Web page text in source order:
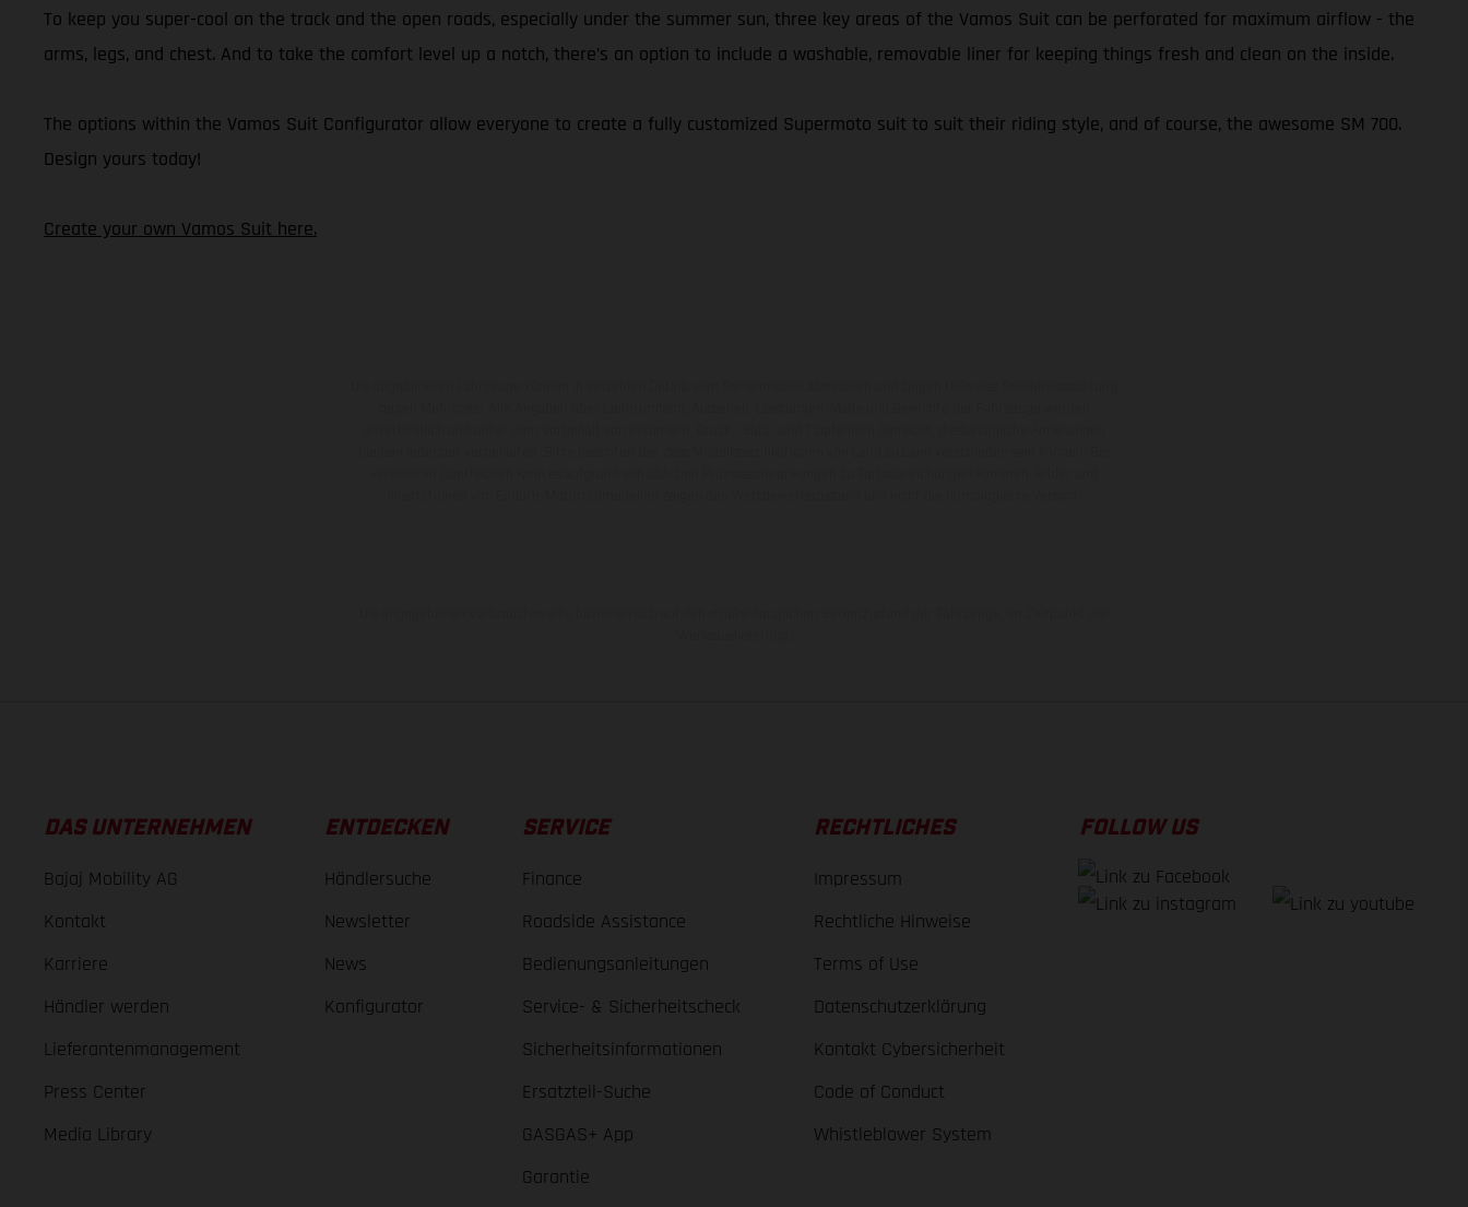
To keep you super-cool on the track and the open roads, especially under the summer sun, three key areas of the Vamos Suit can be perforated for maximum airflow - the
arms, legs, and chest. And to take the comfort level up a notch, there’s an option to include a washable, removable liner for keeping things fresh and clean on the inside.
The options within the Vamos Suit Configurator allow everyone to create a fully customized Supermoto suit to suit their riding style, and of course, the awesome SM 700.
Design yours today!
Create your own Vamos Suit here.
DAS UNTERNEHMEN
Bajaj Mobility AG
Kontakt
Karriere
Händler werden
Lieferantenmanagement
Press Center
Media Library
ENTDECKEN
Händlersuche
Newsletter
News
Konfigurator
SERVICE
Finance
Roadside Assistance
Bedienungsanleitungen
Service- & Sicherheitscheck
Sicherheitsinformationen
Ersatzteil-Suche
GASGAS+ App
Garantie
RECHTLICHES
Impressum
Rechtliche Hinweise
Terms of Use
Datenschutzerklärung
Kontakt Cybersicherheit
Code of Conduct
Whistleblower System
FOLLOW US